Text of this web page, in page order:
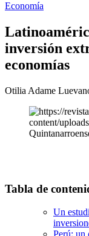
Economía
inversión
economías
Otilia Adame
Tabla de
Un